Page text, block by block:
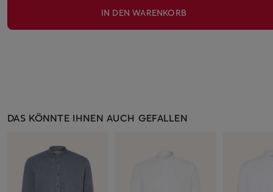
IN DEN WARENKORB
DAS KÖNNTE IHNEN AUCH GEFALLEN